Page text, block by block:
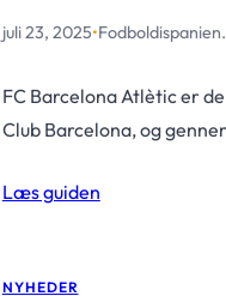
juli 23, 2025•
FC Barcelona Atlètic er
Club Barcelona, og
Læs guiden
NYHEDER